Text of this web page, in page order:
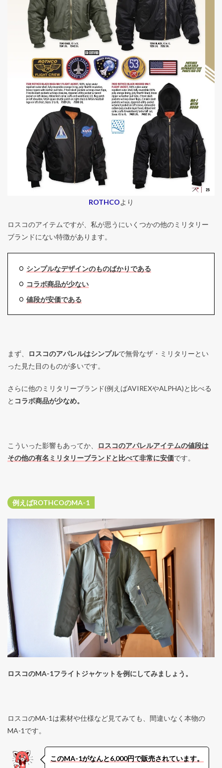
ROTHCOより
ロスコのアイテムですが、私が思うにいくつかの他のミリタリー
ブランドにない特徴があります。
シンプルなデザインのものばかりである
コラボ商品が少ない
値段が安価である
まず、 ロスコのアパレルはシンプルで無骨なザ・ミリタリーとい
った見た目のものが多いです。
さらに他のミリタリーブランド(例えばAVIREXやALPHA)と比べる
と コラボ商品が少なめ。
こういった影響もあってか、
ロスコのアパレルアイテムの値段は
その他の有名ミリタリーブランドと比べて非常に安価です。
例えばROTHCOのMA-1
ロスコのMA-1フライトジャケットを例にしてみましょう。
ロスコのMA-1は素材や仕様など見てみても、間違いなく本物の
MA-1です。
このMA-1がなんと6,000円で販売されています。